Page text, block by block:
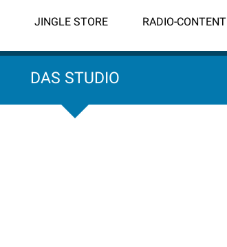
JINGLE STORE RADIO-CONTENT
DAS STUDIO